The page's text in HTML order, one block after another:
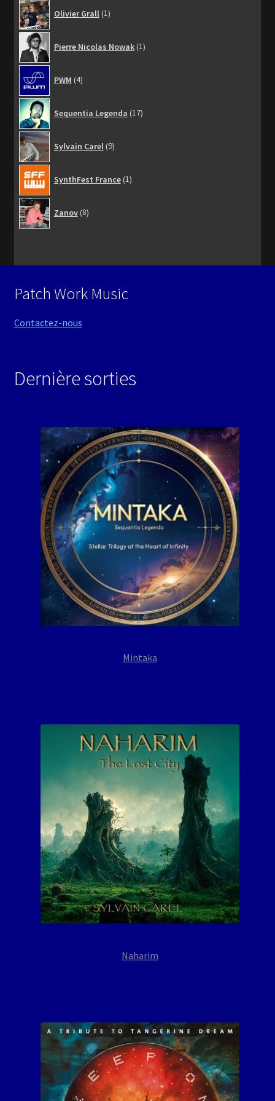
Olivier Grall 1produit
Pierre Nicolas Nowak 1produit
PWM 4produits
Sequentia Legenda 17produits
Sylvain Carel 9produits
SynthFest France 1produit
Zanov 8produits
Patch Work Music
Contactez-nous
Dernière sorties
Mintaka
Naharim